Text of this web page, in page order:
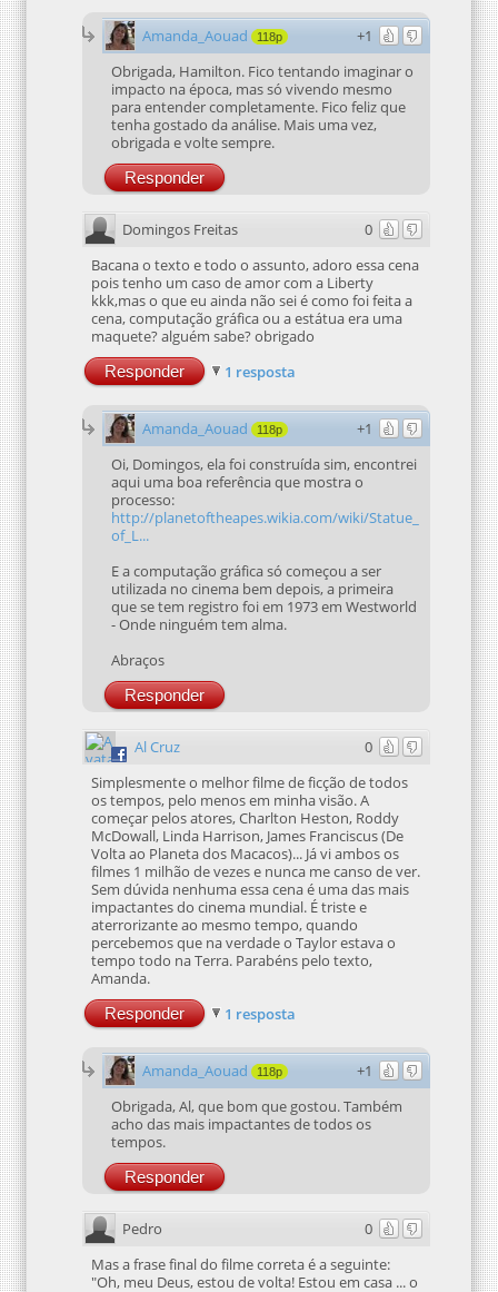
+1
Amanda_Aouad 118p
Obrigada, Hamilton. Fico tentando imaginar o
impacto na época, mas só vivendo mesmo
para entender completamente. Fico feliz que
tenha gostado da análise. Mais uma vez,
obrigada e volte sempre.
Responder
0
Domingos Freitas
Bacana o texto e todo o assunto, adoro essa cena
pois tenho um caso de amor com a Liberty
kkk,mas o que eu ainda não sei é como foi feita a
cena, computação gráfica ou a estátua era uma
maquete? alguém sabe? obrigado
Responder 1 resposta
+1
Amanda_Aouad 118p
Oi, Domingos, ela foi construída sim, encontrei
aqui uma boa referência que mostra o
processo:
http://planetoftheapes.wikia.com/wiki/Statue_
of_L...
E a computação gráfica só começou a ser
utilizada no cinema bem depois, a primeira
que se tem registro foi em 1973 em Westworld
- Onde ninguém tem alma.
Abraços
Responder
0
Al Cruz
Simplesmente o melhor filme de ficção de todos
os tempos, pelo menos em minha visão. A
começar pelos atores, Charlton Heston, Roddy
McDowall, Linda Harrison, James Franciscus (De
Volta ao Planeta dos Macacos)... Já vi ambos os
filmes 1 milhão de vezes e nunca me canso de ver.
Sem dúvida nenhuma essa cena é uma das mais
impactantes do cinema mundial. É triste e
aterrorizante ao mesmo tempo, quando
percebemos que na verdade o Taylor estava o
tempo todo na Terra. Parabéns pelo texto,
Amanda.
Responder 1 resposta
+1
Amanda_Aouad 118p
Obrigada, Al, que bom que gostou. Também
acho das mais impactantes de todos os
tempos.
Responder
0
Pedro
Mas a frase final do filme correta é a seguinte:
"Oh, meu Deus, estou de volta! Estou em casa ... o